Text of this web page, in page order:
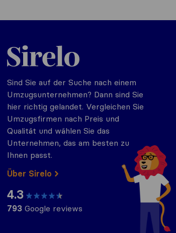
Sirelo.at
Sind Sie auf der Suche nach einem
Umzugsunternehmen? Dann sind Sie
hier richtig gelandet. Vergleichen Sie
Umzugsfirmen nach Preis und
Qualität und wählen Sie das
Unternehmen, das am besten zu
Ihnen passt.
Über Sirelo
4.3
793 Google reviews